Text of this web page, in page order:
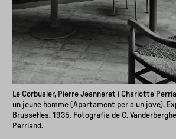
Le Corbusier, Pierre Jeanneret i Charlotte
un jeune homme (Apartament per a un jove),
Brussel·les, 1935. Fotografia de C.
Perriand.